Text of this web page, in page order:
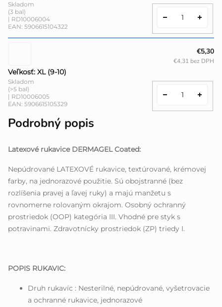
Skladom
(3 bal)
| RD10006004
EAN: 5906615104322
Veľkosť: XL (9-10)
Skladom
(>5 bal)
| RD10006005
EAN: 5906615105329
€5,30
€4,31 bez DPH
Podrobný popis
Latexové rukavice DERMAGEL Coated:
Nepúdrované LATEXOVÉ rukavice, textúrované, krémovej
farby, na jednorazové použitie. Sú obojstranné (bez
rozlíšenia pravej a ľavej ruky) a majú manžetu s
rovnomerne rolovaným okrajom. Osobný ochranný
prostriedok (OOP) kategória III. Vhodné pre styk s
potravinami. Zdravotnícky prostriedok (ZP) triedy I.
POPIS RUKAVIC:
Druh rukavíc : Nesterilné, nepúdrované, vyšetrovacie
a ochranné rukavice, jednorazové